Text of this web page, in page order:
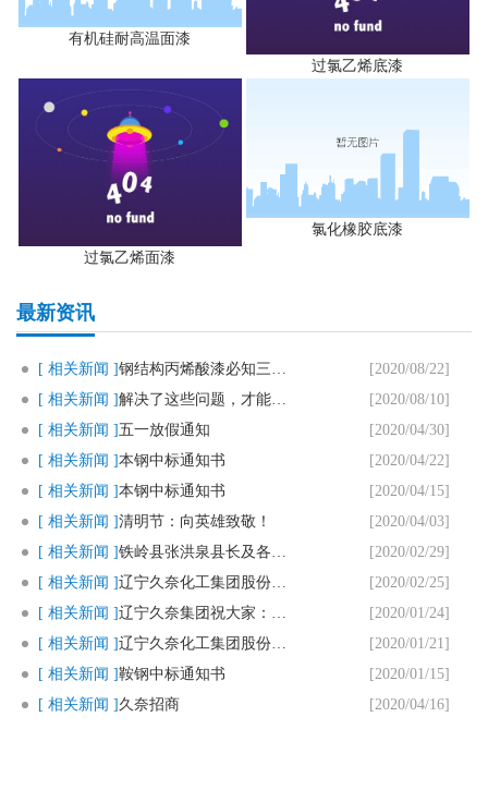
有机硅耐高温面漆
过氯乙烯底漆
过氯乙烯面漆
氯化橡胶底漆
最新资讯
[ 相关新闻 ] 钢结构丙烯酸漆必知三个要点
[2020/08/22]
[ 相关新闻 ]
解决了这些问题，才能用好马路划..
[2020/08/10]
[ 相关新闻 ]五一放假通知
[2020/04/30]
[ 相关新闻 ]本钢中标通知书
[2020/04/22]
[ 相关新闻 ]本钢中标通知书
[2020/04/15]
[ 相关新闻 ]清明节：向英雄致敬！
[2020/04/03]
[ 相关新闻 ]
铁岭县张洪泉县长及各部门领导一..
[2020/02/29]
[ 相关新闻 ]
辽宁久奈化工集团股份有限公司复..
[2020/02/25]
[ 相关新闻 ]
辽宁久奈集团祝大家：新春快乐，..
[2020/01/24]
[ 相关新闻 ]
辽宁久奈化工集团股份有限公司春..
[2020/01/21]
[ 相关新闻 ]鞍钢中标通知书
[2020/01/15]
[ 相关新闻 ] 久奈招商 [2020/04/16]